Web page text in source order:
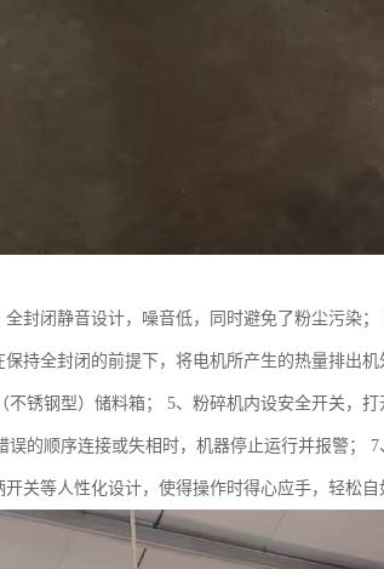
封闭静音设计，噪音低，同时避免了粉尘污染
持全封闭的前提下，将电机所产生的热量排出
不锈钢型）储料箱； 5、粉碎机内设安全开关，
误的顺序连接或失相时，机器停止运行并报警；
关等人性化设计，使得操作时得心应手，轻松自